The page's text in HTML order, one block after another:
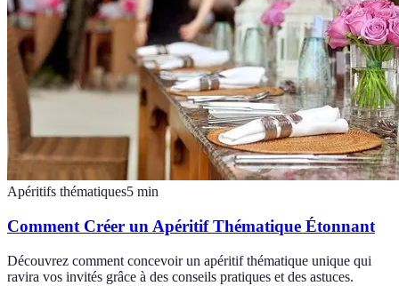
Apéritifs thématiques5 min
Comment Créer un Apéritif Thématique Étonnant
Découvrez comment concevoir un apéritif thématique unique qui
ravira vos invités grâce à des conseils pratiques et des astuces.